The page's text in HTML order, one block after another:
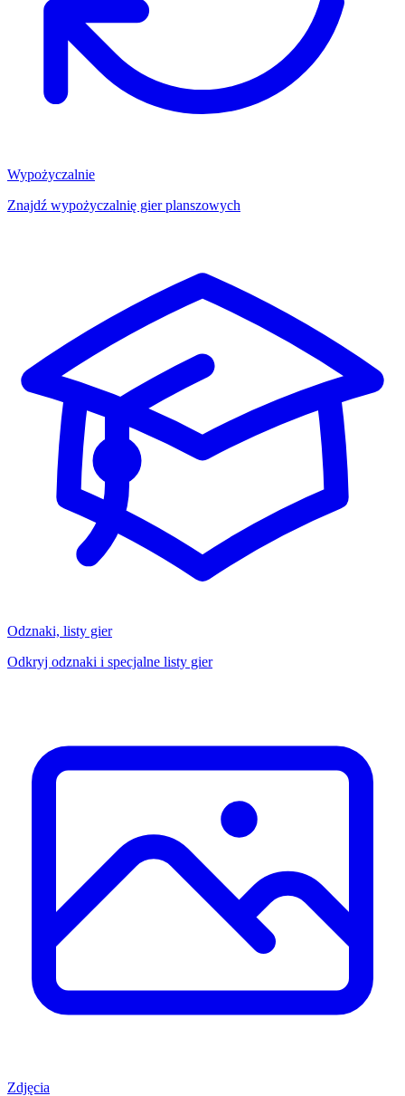
Wypożyczalnie
Znajdź wypożyczalnię gier planszowych
Odznaki, listy gier
Odkryj odznaki i specjalne listy gier
Zdjęcia